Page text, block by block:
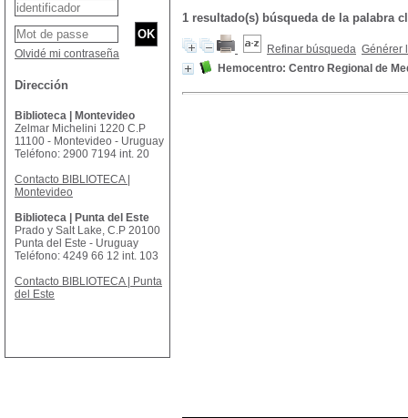
1 resultado(s) búsqueda de la palabra
Refinar búsqueda Générer
Hemocentro: Centro Regional de
Olvidé mi contraseña
Dirección
Biblioteca | Montevideo
Zelmar Michelini 1220 C.P
11100 - Montevideo - Uruguay
Teléfono: 2900 7194 int. 20
Contacto BIBLIOTECA |
Montevideo
Biblioteca | Punta del Este
Prado y Salt Lake, C.P 20100
Punta del Este - Uruguay
Teléfono: 4249 66 12 int. 103
Contacto BIBLIOTECA | Punta
del Este